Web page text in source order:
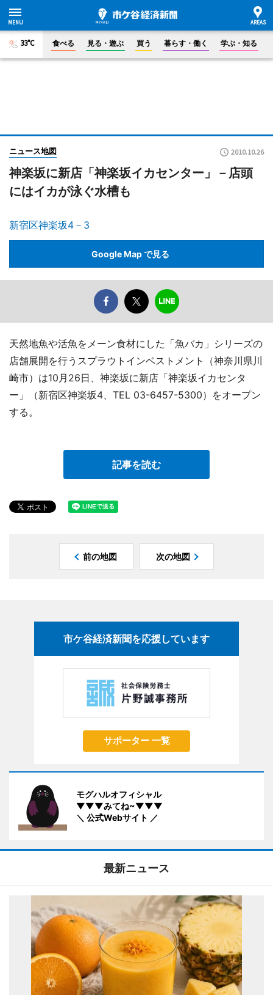
33°C 食べる 見る・遊ぶ 買う 暮らす・働く 学ぶ・知る
ニュース地図 2010.10.26
神楽坂に新店「神楽坂イカセンター」－店頭
にはイカが泳ぐ水槽も
新宿区神楽坂4－3
Google Map で見る
天然地魚や活魚をメーン食材にした「魚バカ」シリーズの
店舗展開を行うスプラウトインベストメント（神奈川県川
崎市）は10月26日、神楽坂に新店「神楽坂イカセンタ
ー」（新宿区神楽坂4、TEL 03-6457-5300）をオープン
する。
記事を読む
前の地図 次の地図
市ケ谷経済新聞を応援しています
サポーター 一覧
モグハルオフィシャル
▼▼▼みてね~▼▼▼
＼ 公式Webサイト ／
最新ニュース